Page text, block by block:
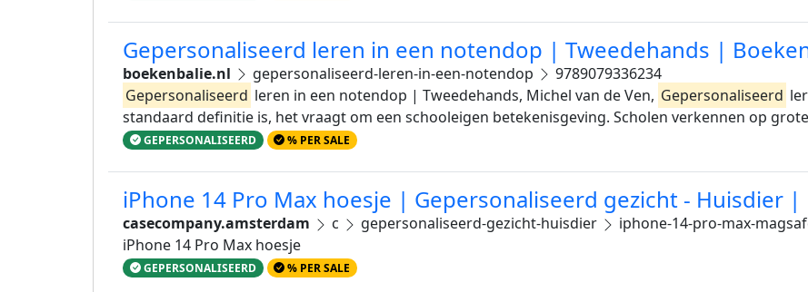
Gepersonaliseerd leren in een notendop | Tweedehands |
boekenbalie.nl gepersonaliseerd-leren-in-een-notendop
9789079336234
Gepersonaliseerd leren in een notendop | Tweedehands, Michel van de Ven, Gepersonaliseerd
standaard definitie is, het vraagt om een schooleigen betekenisgeving. Scholen verkennen op
GEPERSONALISEERD % PER SALE
iPhone 14 Pro Max hoesje | Gepersonaliseerd gezicht - Huisdier |
casecompany.amsterdam c gepersonaliseerd-gezicht-huisdier iphone-14-pro-max-
iPhone 14 Pro Max hoesje
GEPERSONALISEERD % PER SALE